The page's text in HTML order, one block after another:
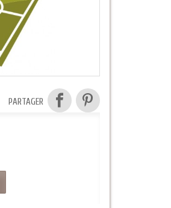
PARTAGER